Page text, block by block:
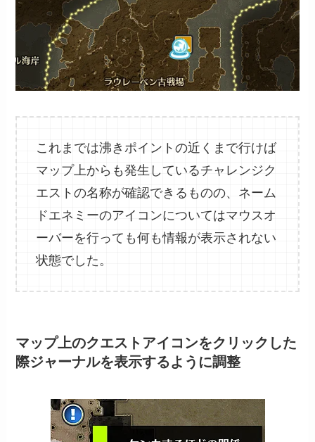
これまでは沸きポイントの近くまで行けば
マップ上からも発生しているチャレンジク
エストの名称が確認できるものの、ネーム
ドエネミーのアイコンについてはマウスオ
ーバーを行っても何も情報が表示されない
状態でした。
マップ上のクエストアイコンをクリックした
際ジャーナルを表示するように調整